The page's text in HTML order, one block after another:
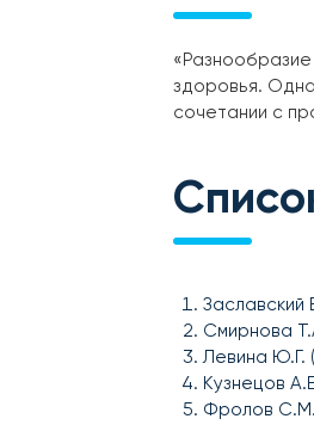
здоровья.
сочетании с
Заславский
Смирнова
Левина Ю.Г.
Кузнецов
Фролов С.М.